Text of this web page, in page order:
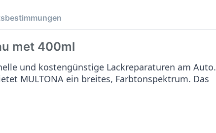
met 400ml
und kostengünstige Lackreparaturen am Auto.
MULTONA ein breites, Farbtonspektrum. Das